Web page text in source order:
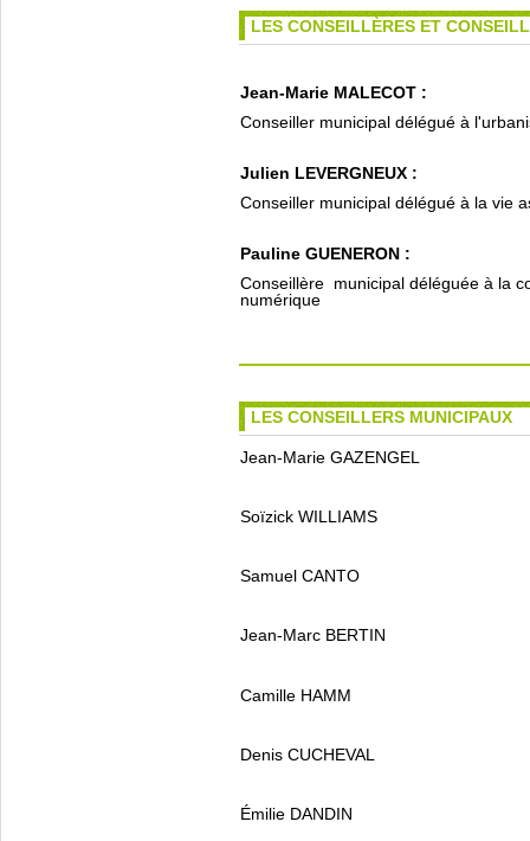
LES CONSEILLÈRES ET
Jean-Marie MALECOT :
Conseiller municipal délégué à
Julien LEVERGNEUX :
Conseiller municipal délégué à la vie
Pauline GUENERON :
Conseillère municipal déléguée à la
numérique
LES CONSEILLERS MUNICIPAUX
Jean-Marie GAZENGEL
Soïzick WILLIAMS
Samuel CANTO
Jean-Marc BERTIN
Camille HAMM
Denis CUCHEVAL
Émilie DANDIN